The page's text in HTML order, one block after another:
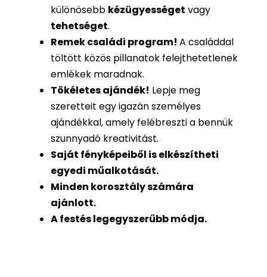
különösebb kézügyességet vagy
tehetséget.
Remek családi program! A családdal
töltött közös pillanatok felejthetetlenek
emlékek maradnak.
Tökéletes ajándék! Lepje meg
szeretteit egy igazán személyes
ajándékkal, amely felébreszti a bennük
szunnyadó kreativitást.
Saját fényképeiből iselkészítheti
egyedi műalkotását.
Minden korosztály számára
ajánlott.
A festés legegyszerűbb módja.